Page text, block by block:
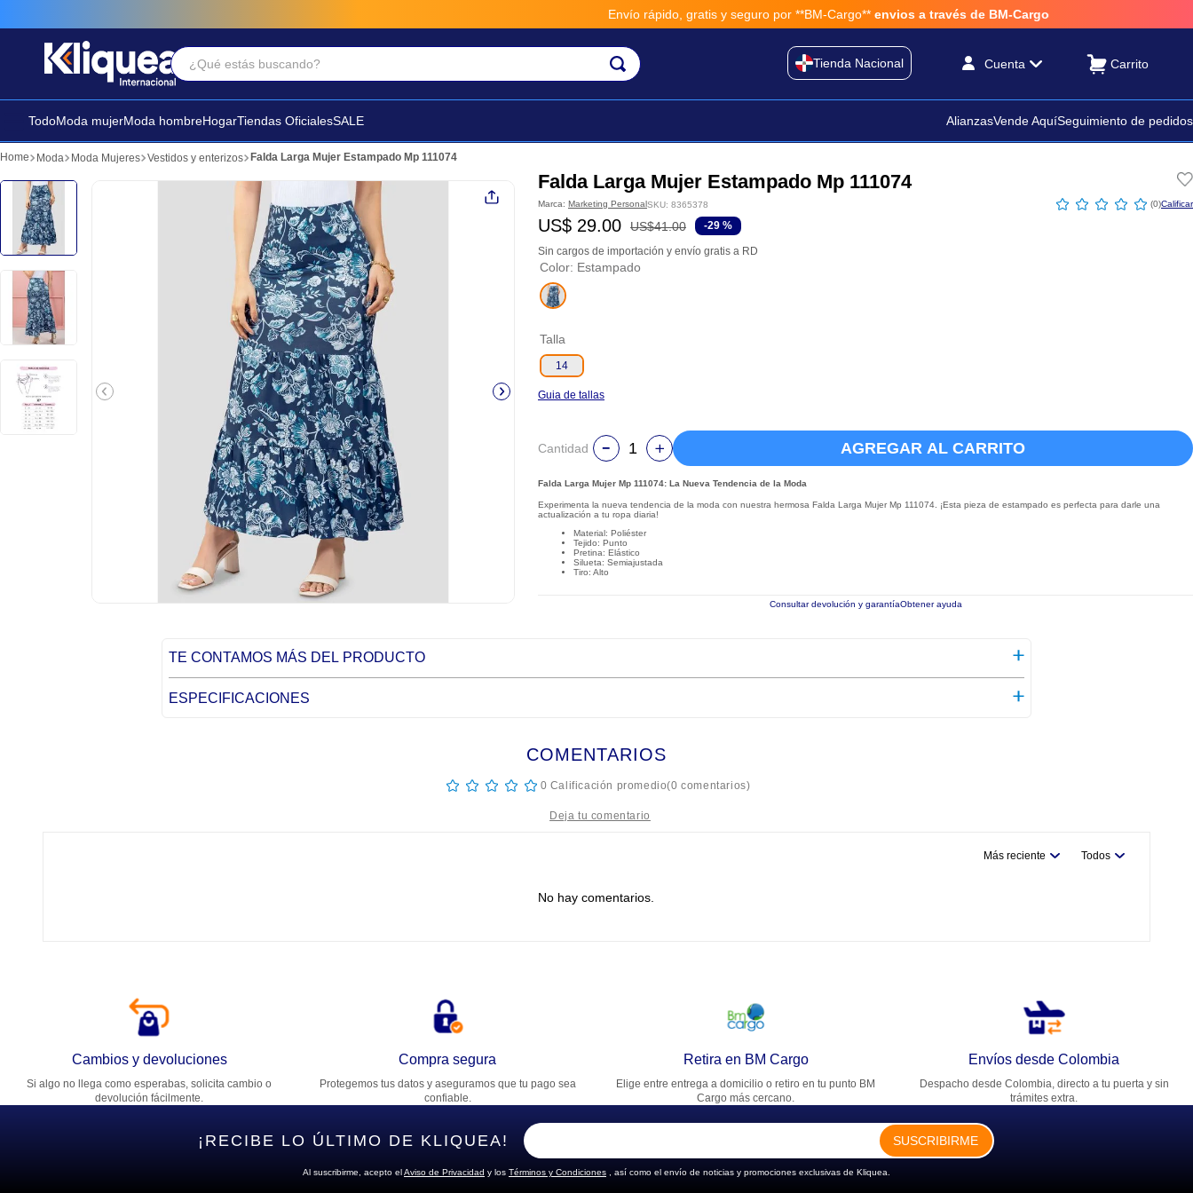
Envío rápido, gratis y seguro por **BM-Cargo** envios a través de BM-Cargo
¿Qué estás buscando?
Tienda Nacional Cuenta
TodoModa mujerModa hombreHogarTiendas OficialesSALE AlianzasVende AquíSeguimiento de pedidos
Moda Moda Mujeres Vestidos y enterizos Falda Larga Mujer Estampado Mp 111074
Falda Larga Mujer Estampado Mp 111074
Marca: Marketing PersonalSKU: 8365378 ☆ ☆ ☆ ☆ ☆ (0)
US$ 29.00 US$41.00 -29 %
Sin cargos de importación y envío gratis a RD
Color: Estampado
Talla
14
Guia de tallas
Cantidad AGREGAR AL CARRITO
Falda Larga Mujer Mp 111074: La Nueva Tendencia de la Moda
Experimenta la nueva tendencia de la moda con nuestra hermosa Falda Larga Mujer Mp 111074. ¡Esta pieza de estampado es perfecta para darle una
actualización a tu ropa diaria!
Material: Poliéster
Tejido: Punto
Pretina: Elástico
Silueta: Semiajustada
Tiro: Alto
Consultar devolución y garantíaObtener ayuda
TE CONTAMOS MÁS DEL PRODUCTO
ESPECIFICACIONES
COMENTARIOS
☆ ☆ ☆ ☆ ☆ 0 Calificación promedio(0 comentarios)
Dirección de email
Escribe un comentario
Más reciente Todos
No hay comentarios.
Cambios y devoluciones
Si algo no llega como esperabas, solicita cambio o
devolución fácilmente.
Compra segura
Protegemos tus datos y aseguramos que tu pago sea
confiable.
Retira en BM Cargo
Elige entre entrega a domicilio o retiro en tu punto BM
Cargo más cercano.
Envíos desde Colombia
Despacho desde Colombia, directo a tu puerta y sin
trámites extra.
¡RECIBE LO ÚLTIMO DE KLIQUEA! SUSCRIBIRME
Al suscribirme, acepto elAviso de Privacidad y los Términos y Condiciones , así como el envío de noticias y promociones exclusivas de Kliquea.
Términos Más Buscados
2. futbol